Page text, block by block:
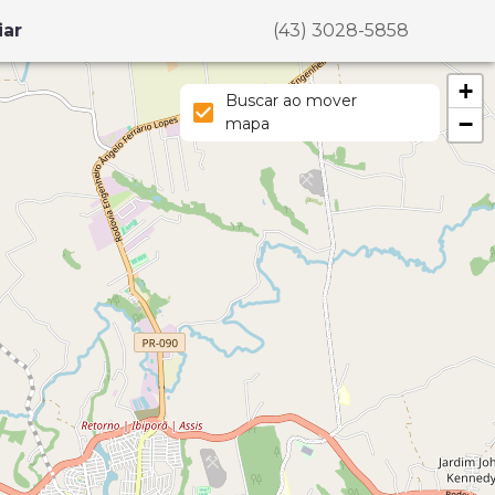
(43) 3028-5858
+
−
Buscar ao mover
mapa